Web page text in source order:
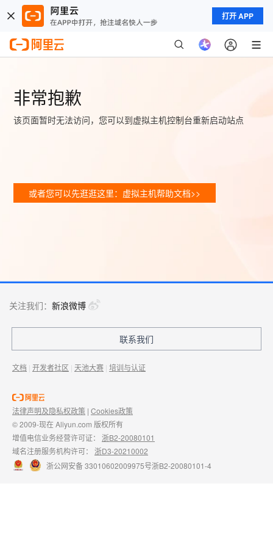
打开 APP
非常抱歉
该页面暂时无法访问，您可以到虚拟主机控制台重新启动站点
或者您可以先逛逛这里：虚拟主机帮助文档>>